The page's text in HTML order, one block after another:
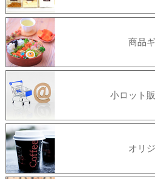
商品
小ロット
オリ